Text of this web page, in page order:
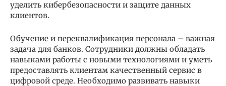
уделить кибербезопасности и защите данных
клиентов.
Обучение и переквалификация персонала – важная
задача для банков. Сотрудники должны обладать
навыками работы с новыми технологиями и уметь
предоставлять клиентам качественный сервис в
цифровой среде. Необходимо развивать навыки